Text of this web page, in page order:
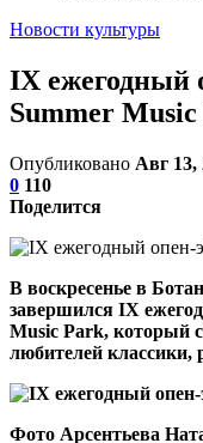
Новости культуры
IX ежегодный
Summer
Опубликовано Авг 13,
0 110
Поделится
В воскресенье в
завершился IX
Music Park, который
любителей классики,
Фото Арсентьева